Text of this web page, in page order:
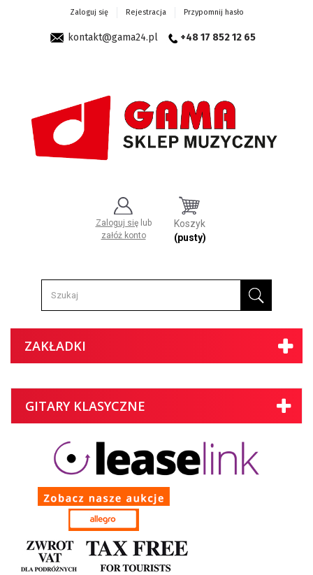
Zaloguj się Rejestracja Przypomnij hasło
kontakt@gama24.pl +48 17 852 12 65
Zaloguj się lub
załóż konto
Koszyk
(pusty)
ZAKŁADKI
GITARY KLASYCZNE